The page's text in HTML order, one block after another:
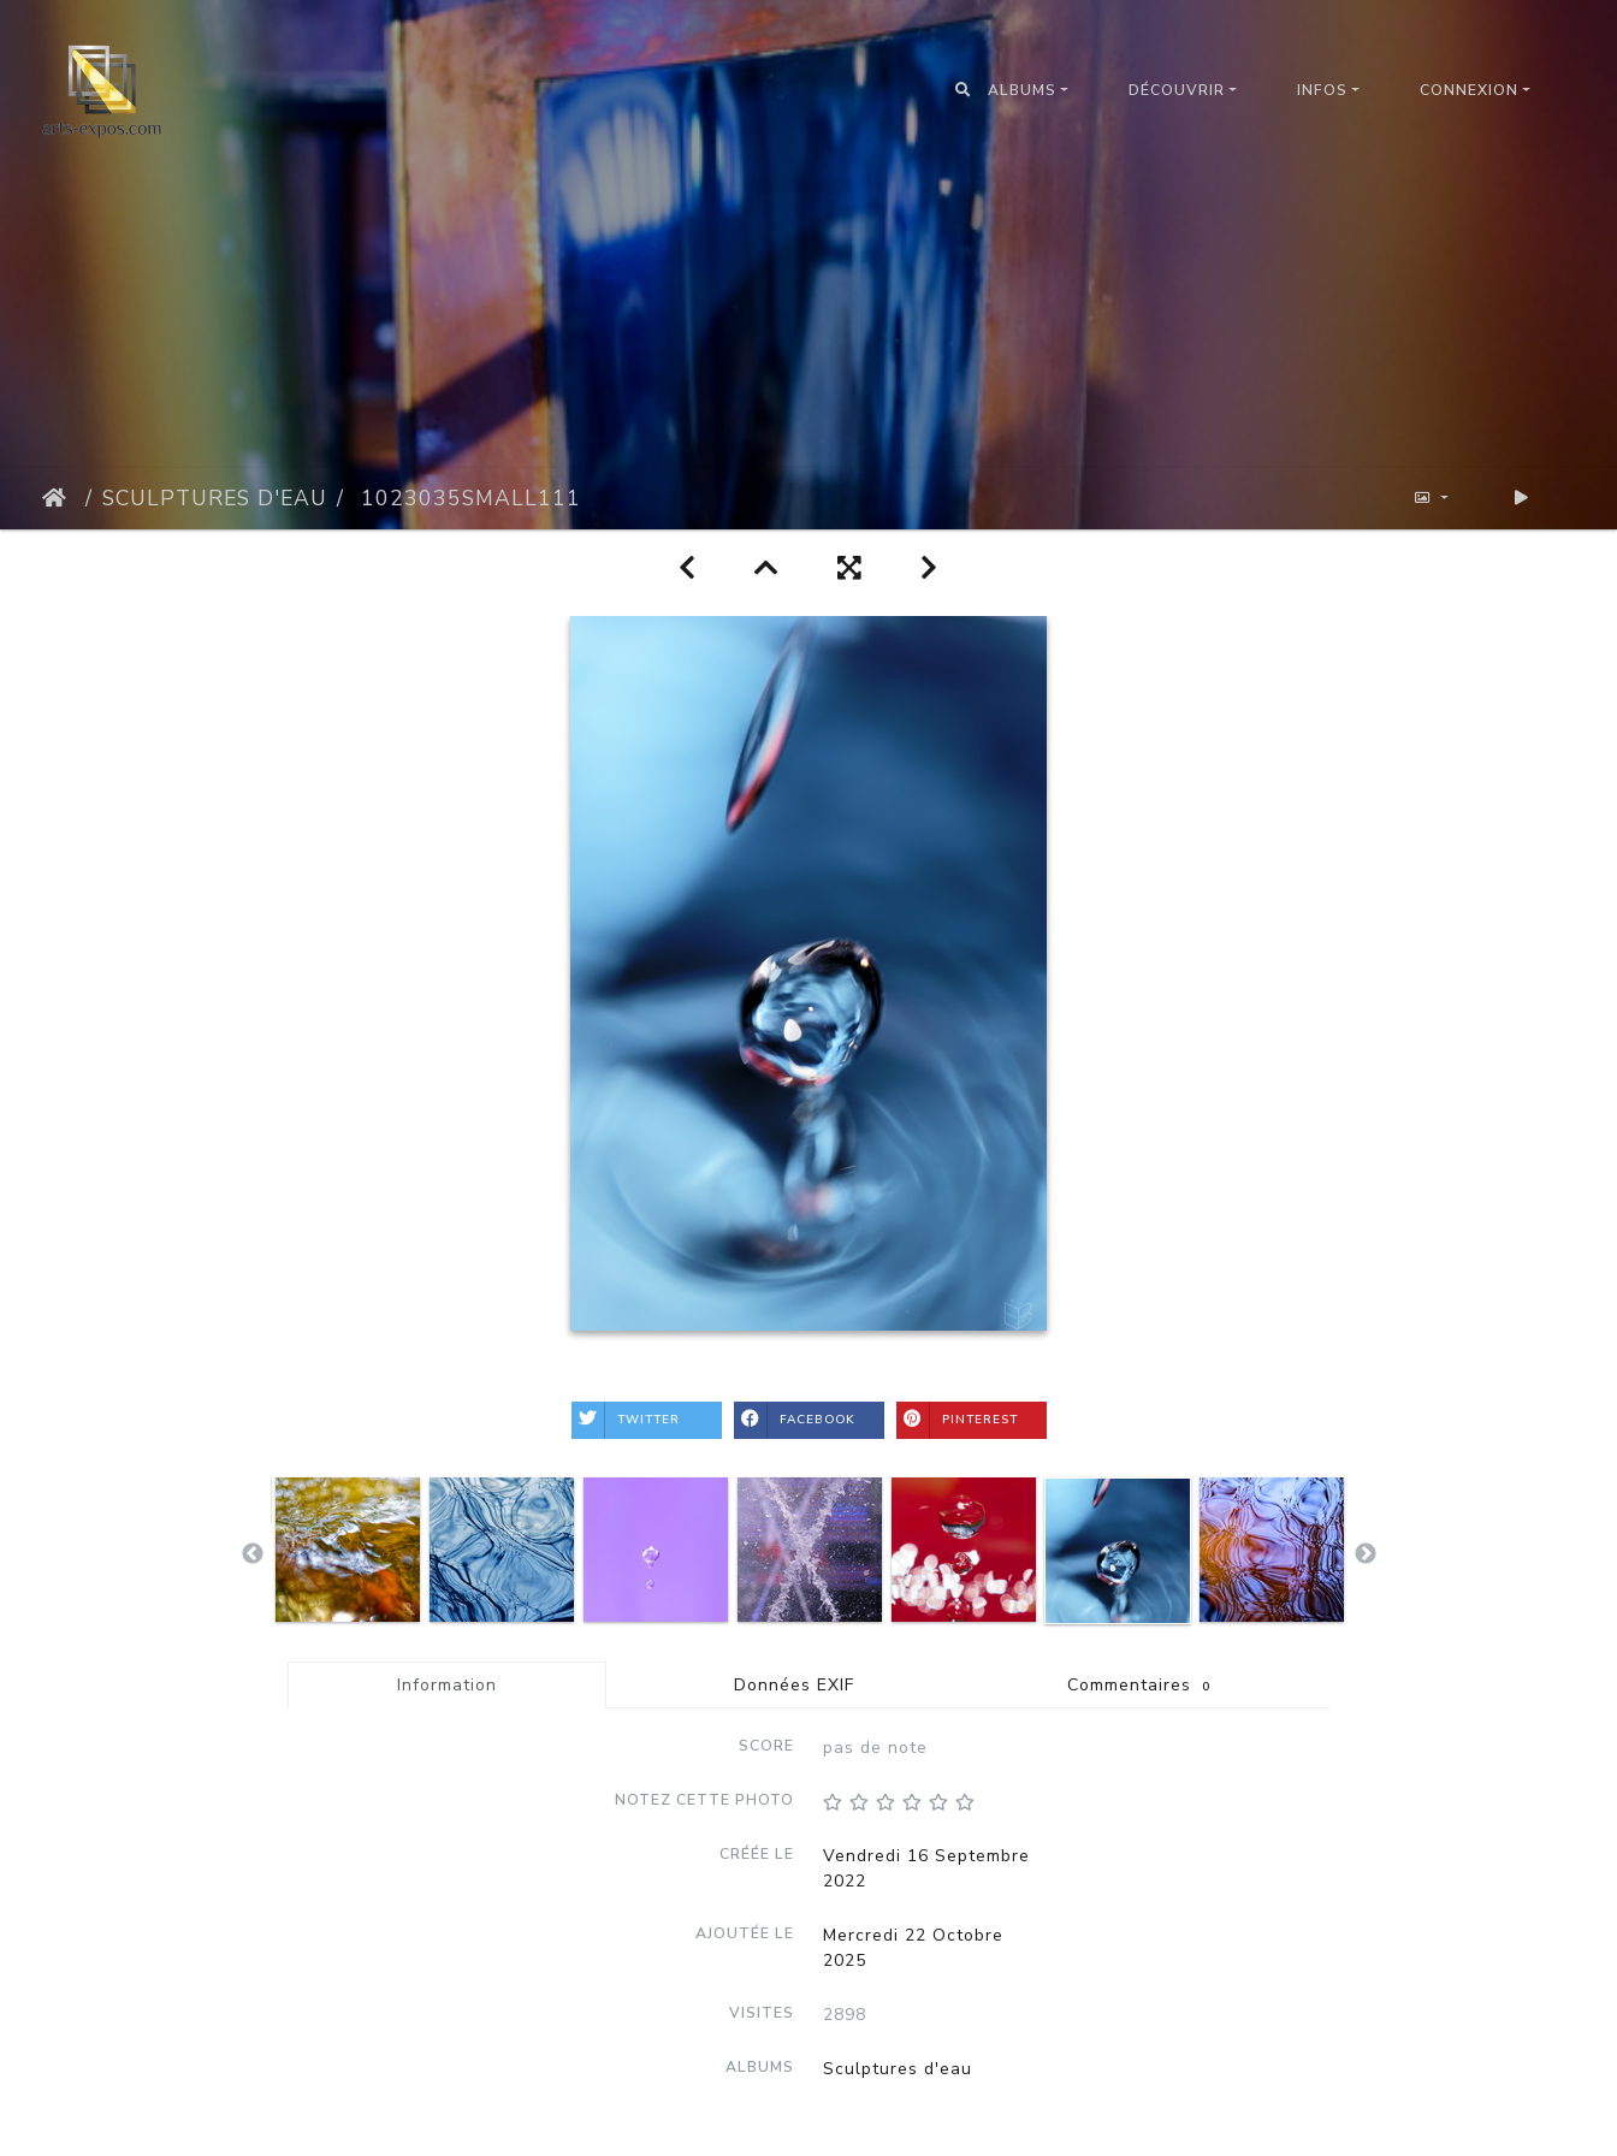
ALBUMS DÉCOUVRIR INFOS CONNEXION
SCULPTURES D'EAU 1023035SMALL111
TWITTER FACEBOOK PINTEREST
Information Données EXIF Commentaires 0
SCORE pas de note
NOTEZ CETTE PHOTO
CRÉÉE LE
Vendredi 16 Septembre
2022
AJOUTÉE LE
Mercredi 22 Octobre
2025
VISITES 2898
ALBUMS Sculptures d'eau